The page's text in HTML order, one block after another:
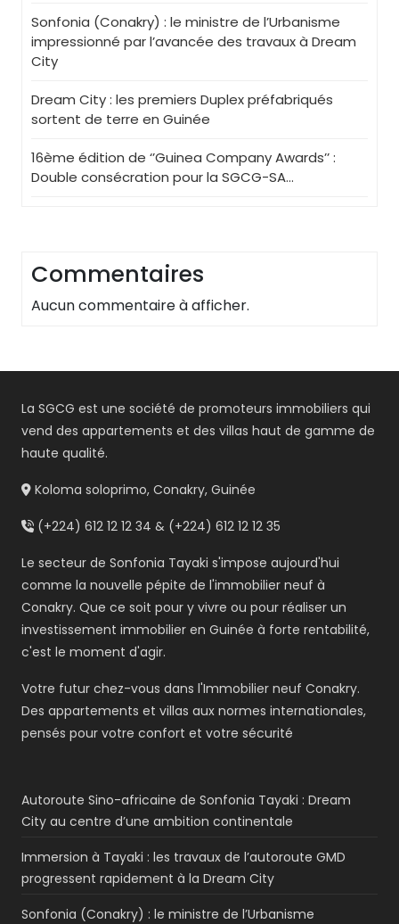
Sonfonia (Conakry) : le ministre de l’Urbanisme
impressionné par l’avancée des travaux à Dream
City
Dream City : les premiers Duplex préfabriqués
sortent de terre en Guinée
16ème édition de ‘’Guinea Company Awards’’ :
Double consécration pour la SGCG-SA…
Commentaires
Aucun commentaire à afficher.
La SGCG est une société de promoteurs immobiliers qui
vend des appartements et des villas haut de gamme de
haute qualité.
Koloma soloprimo, Conakry, Guinée
(+224) 612 12 12 34 & (+224) 612 12 12 35
Le secteur de Sonfonia Tayaki s'impose aujourd'hui
comme la nouvelle pépite de l'immobilier neuf à
Conakry. Que ce soit pour y vivre ou pour réaliser un
investissement immobilier en Guinée à forte rentabilité,
c'est le moment d'agir.
Votre futur chez-vous dans l'Immobilier neuf Conakry.
Des appartements et villas aux normes internationales,
pensés pour votre confort et votre sécurité
Autoroute Sino-africaine de Sonfonia Tayaki : Dream
City au centre d’une ambition continentale
Immersion à Tayaki : les travaux de l’autoroute GMD
progressent rapidement à la Dream City
Sonfonia (Conakry) : le ministre de l’Urbanisme